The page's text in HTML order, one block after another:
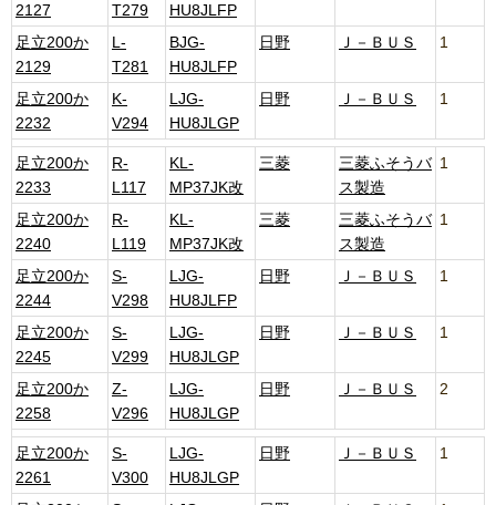
2127
T279
HU8JLFP
足立200か
2129
L-
T281
BJG-
HU8JLFP
日野 Ｊ－ＢＵＳ 1
足立200か
2232
K-
V294
LJG-
HU8JLGP
日野 Ｊ－ＢＵＳ 1
足立200か
2233
R-
L117
KL-
MP37JK改
三菱
三菱ふそうバ
ス製造
1
足立200か
2240
R-
L119
KL-
MP37JK改
三菱
三菱ふそうバ
ス製造
1
足立200か
2244
S-
V298
LJG-
HU8JLFP
日野 Ｊ－ＢＵＳ 1
足立200か
2245
S-
V299
LJG-
HU8JLGP
日野 Ｊ－ＢＵＳ 1
足立200か
2258
Z-
V296
LJG-
HU8JLGP
日野 Ｊ－ＢＵＳ 2
足立200か
2261
S-
V300
LJG-
HU8JLGP
日野 Ｊ－ＢＵＳ 1